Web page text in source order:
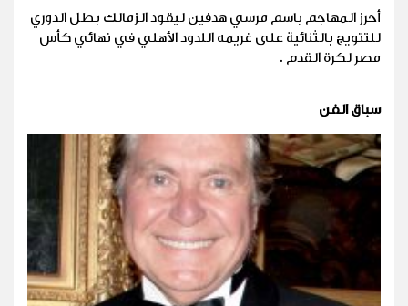
أحرز المهاجم باسم مرسي هدفين ليقود الزمالك بطل الدوري
للتتويج بالثنائية على غريمه اللدود الأهلي في نهائي كأس
مصر لكرة القدم .
سباق الفن